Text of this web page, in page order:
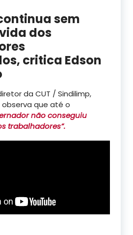
sem
dos
critica Edson
da CUT / Sindilimp,
observa que até o
não conseguiu
trabalhadores”.